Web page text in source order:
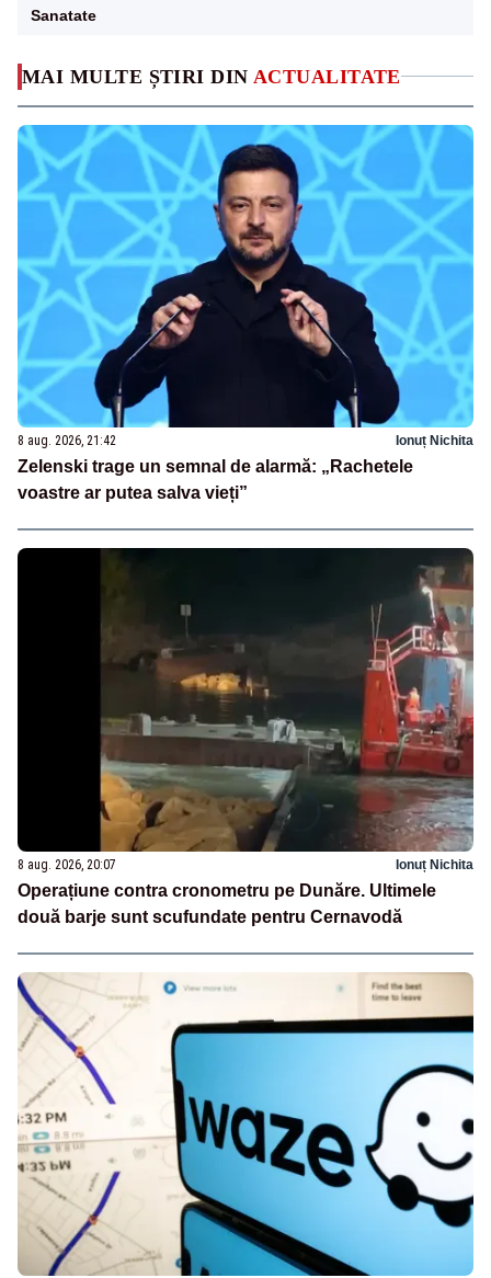
MAI MULTE ȘTIRI DIN ACTUALITATE
8 aug. 2026, 21:42 Ionuț Nichita
Zelenski trage un semnal de alarmă: „Rachetele
voastre ar putea salva vieți”
8 aug. 2026, 20:07 Ionuț Nichita
Operațiune contra cronometru pe Dunăre. Ultimele
două barje sunt scufundate pentru Cernavodă
Sanatate